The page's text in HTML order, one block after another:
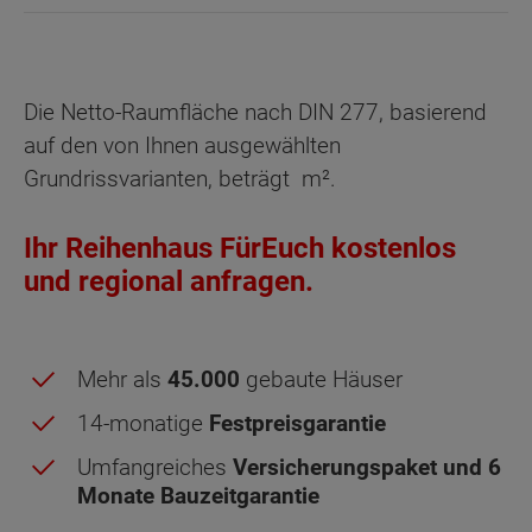
Obergeschoss - Grundrissvarianten:
Mitte-
Links
Netto-Raumfläche nach DIN 277 Obergeschoss
Die Netto-Raumfläche nach DIN 277, basierend
auf den von Ihnen ausgewählten
Grundrissvarianten, beträgt m².
Ihr Reihenhaus FürEuch kostenlos
und regional anfragen.
Mehr als 45.000 gebaute Häuser
14-monatige Festpreisgarantie
Umfangreiches Versicherungspaket und 6
Monate Bauzeitgarantie